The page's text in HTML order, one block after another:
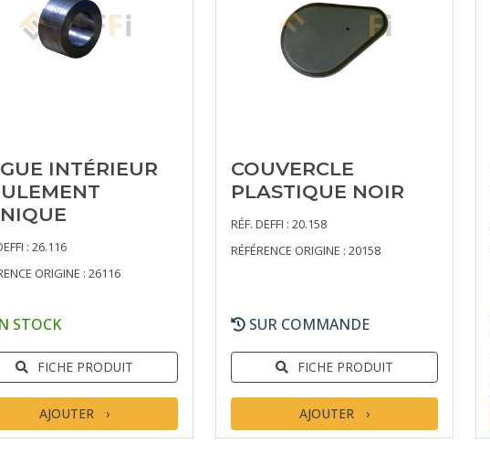
INTÉRIEUR
: 26.116
ORIGINE : 26116
STOCK
FICHE PRODUIT
AJOUTER
COUVERCLE
PLASTIQUE NOIR
RÉF. DEFFI : 20.158
RÉFÉRENCE ORIGINE : 20158
SUR COMMANDE
FICHE PRODUIT
AJOUTER